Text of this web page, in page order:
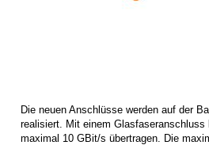
Die neuen Anschlüsse werden auf der
realisiert. Mit einem Glasfaseranschluss
maximal 10 GBit/s übertragen. Die